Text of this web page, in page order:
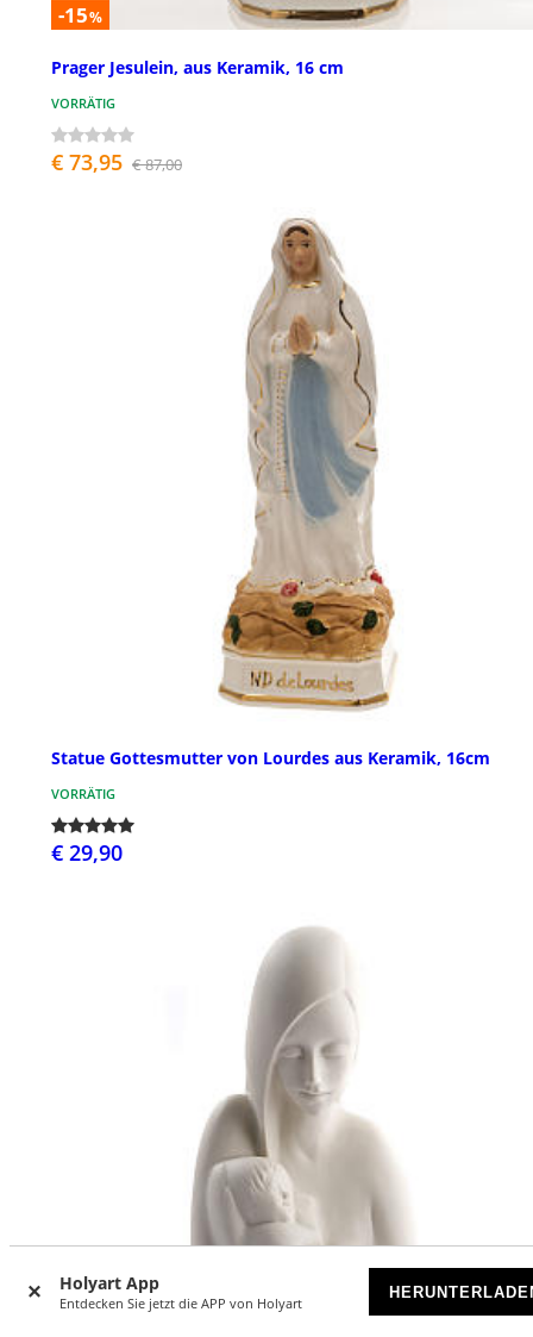
Holyart App
Entdecken Sie jetzt die APP von Holyart
-15%
Prager Jesulein, aus Keramik, 16 cm
VORRÄTIG
€ 73,95 € 87,00
Statue Gottesmutter von Lourdes aus Keramik, 16cm
VORRÄTIG
€ 29,90